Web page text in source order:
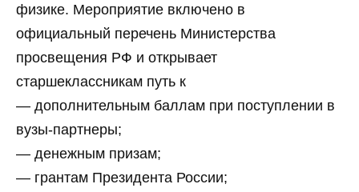
физике. Мероприятие включено в
официальный перечень Министерства
просвещения РФ и открывает
старшеклассникам путь к
— дополнительным баллам при поступлении в
вузы‑партнеры;
— денежным призам;
— грантам Президента России;